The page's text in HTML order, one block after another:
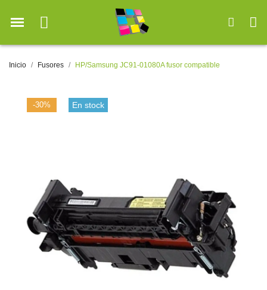
Inicio Fusores HP/Samsung JC91-01080A fusor compatible
-30% En stock